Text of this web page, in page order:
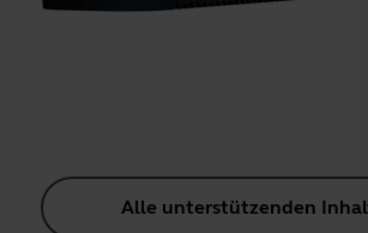
Alle unterstützenden